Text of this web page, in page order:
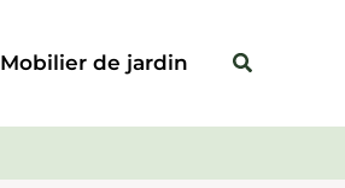
Mobilier de jardin Rechercher